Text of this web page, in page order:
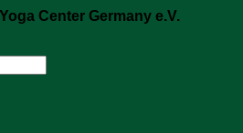
Center Germany e.V.